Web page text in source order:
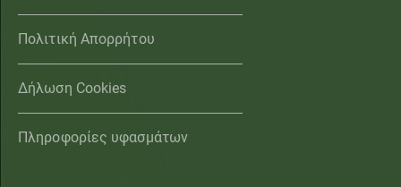
Πολιτική Απορρήτου
Δήλωση Cookies
Πληροφορίες υφασμάτων